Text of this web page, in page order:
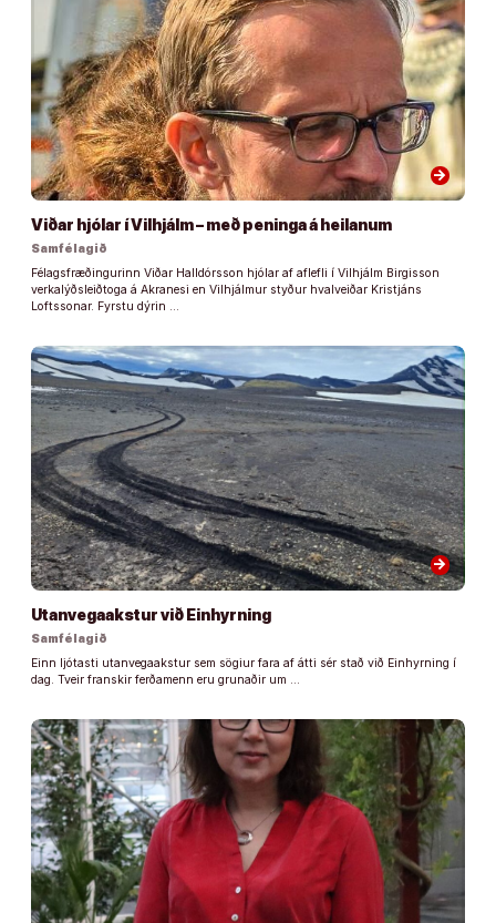
arrow_forward
Viðar hjólar í Vilhjálm – með peninga á heilanum
Samfélagið
Félagsfræðingurinn Viðar Halldórsson hjólar af aflefli í Vilhjálm Birgisson
verkalýðsleiðtoga á Akranesi en Vilhjálmur styður hvalveiðar Kristjáns
Loftssonar. Fyrstu dýrin …
arrow_forward
Utanvegaakstur við Einhyrning
Samfélagið
Einn ljótasti utanvegaakstur sem sögiur fara af átti sér stað við Einhyrning í
dag. Tveir franskir ferðamenn eru grunaðir um …